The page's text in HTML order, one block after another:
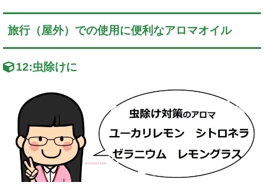
旅行（屋外）での使用に便利なアロマオイル
12:虫除けに